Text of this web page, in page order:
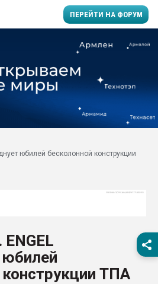
ПЕРЕЙТИ НА ФОРУМ
производство SPC
заводу пластмасс"
28.07.2026
ситуацией на
Всё, что касается
юбилей бесколонной конструкции
юбилей
ТПА